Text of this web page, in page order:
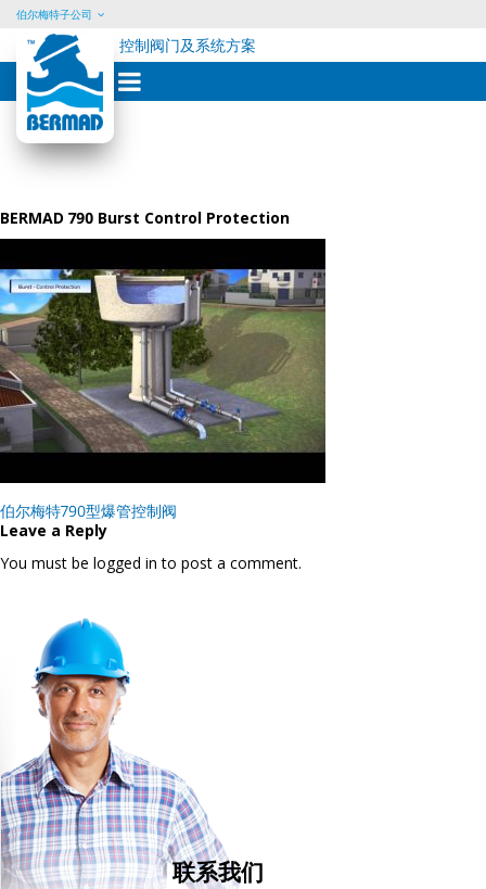
Skip
content
伯尔梅特子公司
控制阀门及系统方案
BERMAD 790 Burst Control Protection
Post
navigation
伯尔梅特790型爆管控制阀
Leave a Reply
You must be logged in to post a comment.
联系我们